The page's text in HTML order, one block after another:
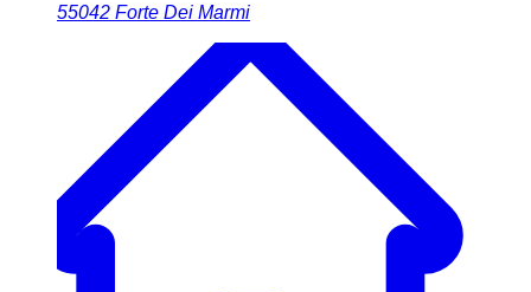
55042 Forte Dei Marmi